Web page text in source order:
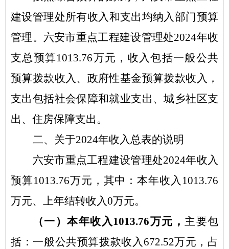
建设管理处所有收入和支出均纳入部门预算
管理。 六安市重点工程建设管理处2024年收
支总预算1013.76万元，收入包括一般公共
预算拨款收入、政府性基金预算拨款收入，
支出包括社会保障和就业支出、城乡社区支
出、 住房保障支出。
二、关于2024年收入总表的说明
六安市重点工程建设管理处2024年收入
预算1013.76万元，其中：本年收入 1013.76
万元、上年结转收入0万元。
（一）本年收入1013.76万元， 主要包
括： 一般公共预算拨款收入 672.52万元，占